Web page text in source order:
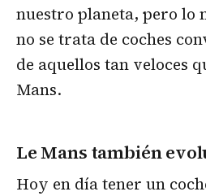
nuestro planeta, pero lo
no se trata de coches
de aquellos tan veloces
Mans.
Le Mans también
Hoy en día tener un